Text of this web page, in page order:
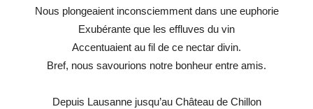
Nous plongeaient inconsciemment dans une euphorie
Exubérante que les effluves du vin
Accentuaient au fil de ce nectar divin.
Bref, nous savourions notre bonheur entre amis.
Depuis Lausanne jusqu’au Château de Chillon